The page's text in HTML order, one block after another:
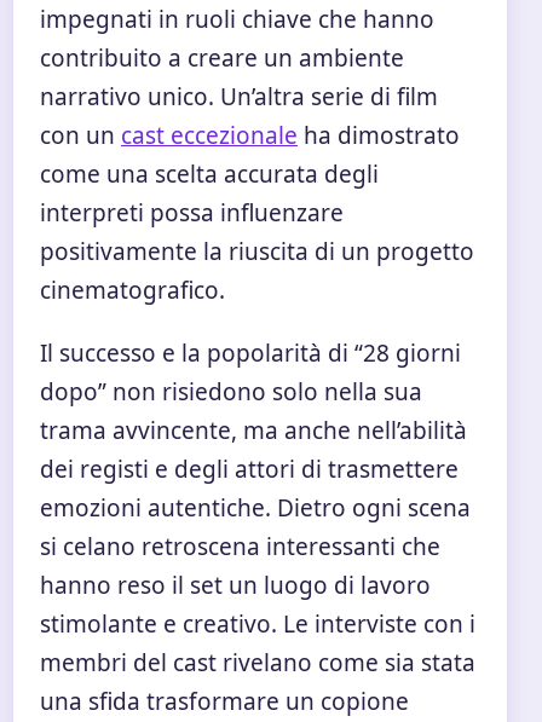
impegnati in ruoli chiave che hanno
contribuito a creare un ambiente
narrativo unico. Un’altra serie di film
con un cast eccezionale ha dimostrato
come una scelta accurata degli
interpreti possa influenzare
positivamente la riuscita di un progetto
cinematografico.
Il successo e la popolarità di “28 giorni
dopo” non risiedono solo nella sua
trama avvincente, ma anche nell’abilità
dei registi e degli attori di trasmettere
emozioni autentiche. Dietro ogni scena
si celano retroscena interessanti che
hanno reso il set un luogo di lavoro
stimolante e creativo. Le interviste con i
membri del cast rivelano come sia stata
una sfida trasformare un copione